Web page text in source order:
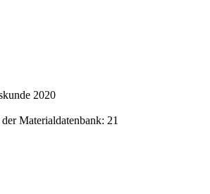
2020
Materialdatenbank: 21